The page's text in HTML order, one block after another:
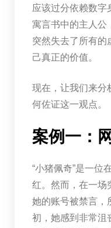
应该过分依赖数字
寓言书中的主人公
突然失去了所有的
己真正的价值。
现在，让我们来分
何佐证这一观点。
案例一：
“小猪佩奇”是一位
红。然而，在一场
她的账号被禁言，
初，她感到非常沮